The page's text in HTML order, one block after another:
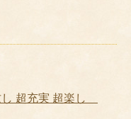
し 超充実 超楽し